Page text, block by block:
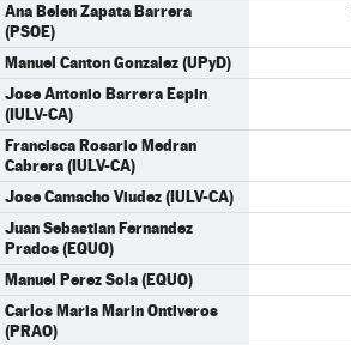
Ana Belen Zapata Barrera
(PSOE)
Manuel Canton Gonzalez (UPyD)
Jose Antonio Barrera Espin
(IULV-CA)
Francisca Rosario Medran
Cabrera (IULV-CA)
Jose Camacho Viudez (IULV-CA)
Juan Sebastian Fernandez
Prados (EQUO)
Manuel Perez Sola (EQUO)
Carlos Maria Marin Ontiveros
(PRAO)